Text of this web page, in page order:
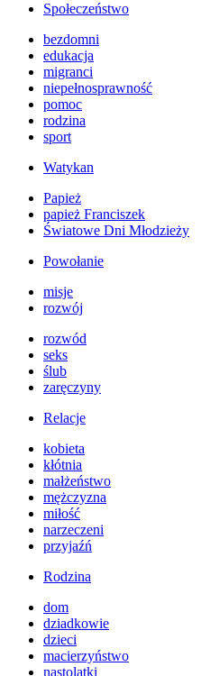
Społeczeństwo
bezdomni
edukacja
migranci
niepełnosprawność
pomoc
rodzina
sport
Watykan
Papież
papież Franciszek
Światowe Dni Młodzieży
Powołanie
misje
rozwój
rozwód
seks
ślub
zaręczyny
Relacje
kobieta
kłótnia
małżeństwo
mężczyzna
miłość
narzeczeni
przyjaźń
Rodzina
dom
dziadkowie
dzieci
macierzyństwo
nastolatki